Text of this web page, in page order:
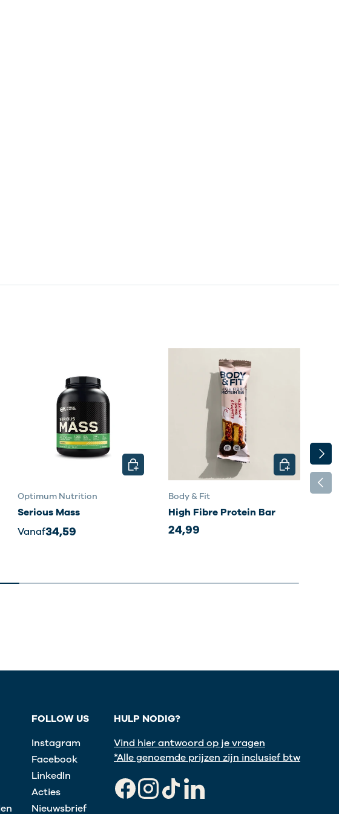
Optimum Nutrition
Serious Mass
Vanaf34,59
KIES MOGELIJKHEDEN
Body & Fit
High Fibre Protein Bar
24,99
KIES
FOLLOW US
Instagram
Facebook
LinkedIn
Acties
Nieuwsbrief
HULP NODIG?
Vind hier antwoord op je vragen
*Alle genoemde prijzen zijn inclusief btw
FacebookInstagram
TikTokLinkedIn